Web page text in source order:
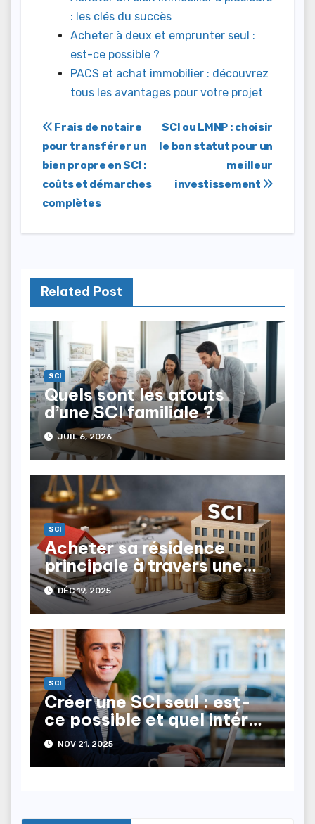
: les clés du succès
Acheter à deux et emprunter seul :
est-ce possible ?
PACS et achat immobilier : découvrez
tous les avantages pour votre projet
Navigation
de
l’article
SCI ou LMNP : choisir
le bon statut pour un
meilleur
investissement
Frais de notaire
pour transférer un
bien propre en SCI :
coûts et démarches
complètes
Related Post
SCI
Quels sont les atouts
d’une SCI familiale ?
JUIL 6, 2026
SCI
Acheter sa résidence
principale à travers une
SCI : est-ce un choix
pertinent ?
DÉC 19, 2025
SCI
Créer une SCI seul : est-
ce possible et quel intérêt
? NOV 21, 2025